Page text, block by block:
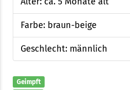
Farbe: braun-beige
Geschlecht: männlich
Geimpft